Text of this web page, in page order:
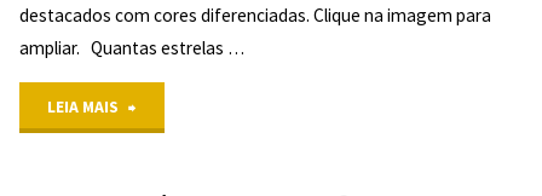
destacados com cores diferenciadas. Clique na imagem para
ampliar. Quantas estrelas …
LEIA MAIS